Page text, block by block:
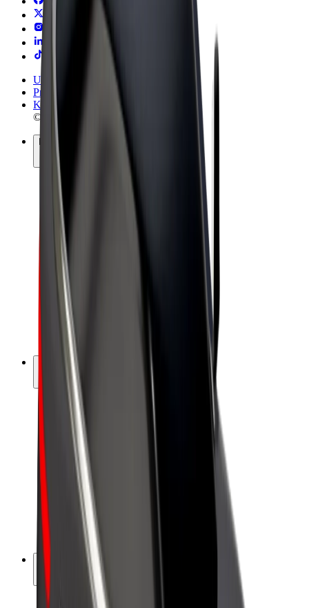
Uvjeti i odredbe
Privatnost
Kolačići
© 2026 Bolt Technology OÜ
Proizvodi
Vožnje
Romobili
Bolt Market
Bolt Food
Bolt Drive
Bolt for Business
Električni bicikli
Bolt Plus
Zarađuj uz Bolt
Vozači
Zarada vozača
Dostavljači
Zarada dostavljača
Bolt Food trgovci
Flote
Franšize
Tvrtka
Karijere